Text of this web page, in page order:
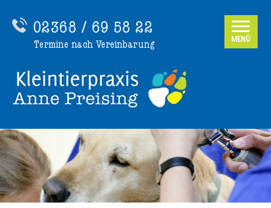
02368 / 69 58 22
Termine nach Vereinbarung
MENÜ